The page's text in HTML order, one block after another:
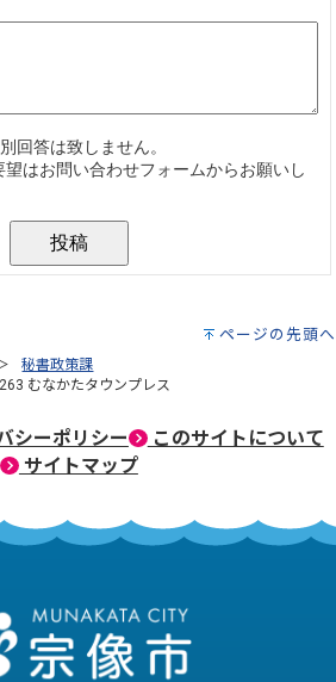
ページの先頭へ
秘書政策課
むなかたタウンプレス
シーポリシー
このサイトについて
サイトマップ